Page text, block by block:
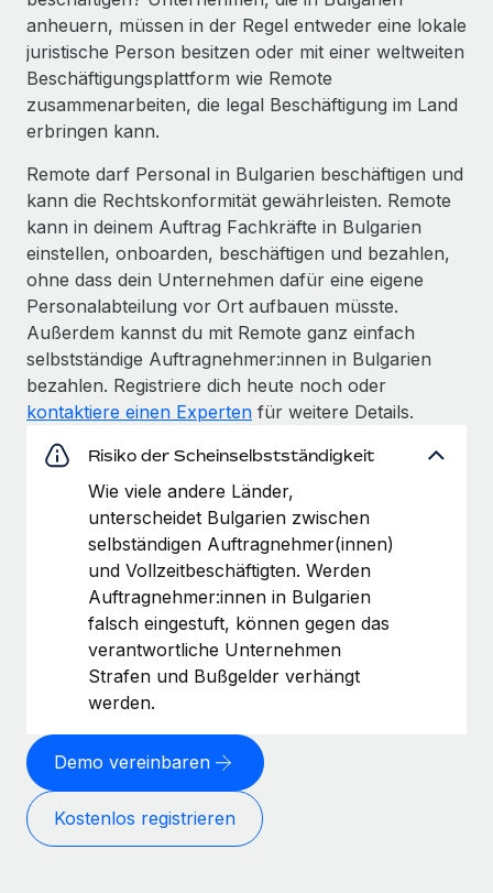
anheuern, müssen in der Regel entweder eine lokale
juristische Person besitzen oder mit einer weltweiten
Beschäftigungsplattform wie Remote
zusammenarbeiten, die legal Beschäftigung im Land
erbringen kann.
Remote darf Personal in Bulgarien beschäftigen und
kann die Rechtskonformität gewährleisten. Remote
kann in deinem Auftrag Fachkräfte in Bulgarien
einstellen, onboarden, beschäftigen und bezahlen,
ohne dass dein Unternehmen dafür eine eigene
Personalabteilung vor Ort aufbauen müsste.
Außerdem kannst du mit Remote ganz einfach
selbstständige Auftragnehmer:innen in Bulgarien
bezahlen. Registriere dich heute noch oder
kontaktiere einen Experten für weitere Details.
Risiko der Scheinselbstständigkeit
Wie viele andere Länder,
unterscheidet Bulgarien zwischen
selbständigen Auftragnehmer(innen)
und Vollzeitbeschäftigten. Werden
Auftragnehmer:innen in Bulgarien
falsch eingestuft, können gegen das
verantwortliche Unternehmen
Strafen und Bußgelder verhängt
werden.
Demo vereinbaren
Kostenlos registrieren